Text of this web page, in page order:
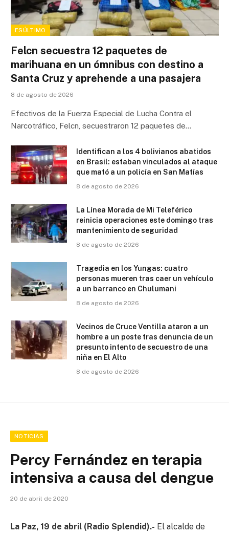
ESÚLTIMO
Felcn secuestra 12 paquetes de
marihuana en un ómnibus con destino a
Santa Cruz y aprehende a una pasajera
8 de agosto de 2026
Efectivos de la Fuerza Especial de Lucha Contra el
Narcotráfico, Felcn, secuestraron 12 paquetes de…
Identifican a los 4 bolivianos abatidos
en Brasil: estaban vinculados al ataque
que mató a un policía en San Matías
8 de agosto de 2026
La Línea Morada de Mi Teleférico
reinicia operaciones este domingo tras
mantenimiento de seguridad
8 de agosto de 2026
Tragedia en los Yungas: cuatro
personas mueren tras caer un vehículo
a un barranco en Chulumani
8 de agosto de 2026
Vecinos de Cruce Ventilla ataron a un
hombre a un poste tras denuncia de un
presunto intento de secuestro de una
niña en El Alto
8 de agosto de 2026
NOTICIAS
Percy Fernández en terapia
intensiva a causa del dengue
20 de abril de 2020
La Paz, 19 de abril (Radio Splendid).- El alcalde de